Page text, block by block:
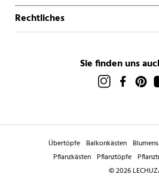
Rechtliches
Sie finden uns
Übertöpfe Balkonkästen
Pflanzkästen Pflanztöpfe
© 2026